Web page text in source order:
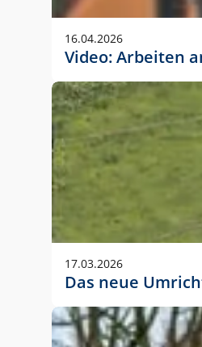
Die Logohöhe beträgt 4
folgende fest definierte
DIN A3 – 15 mm
DIN A1 – 39 mm
DIN lang – 10
1080 x 1080 px –
In Ausnahmefällen
stets der vorherigen
16.04.2026
Video: Arbeiten
17.03.2026
Das neue